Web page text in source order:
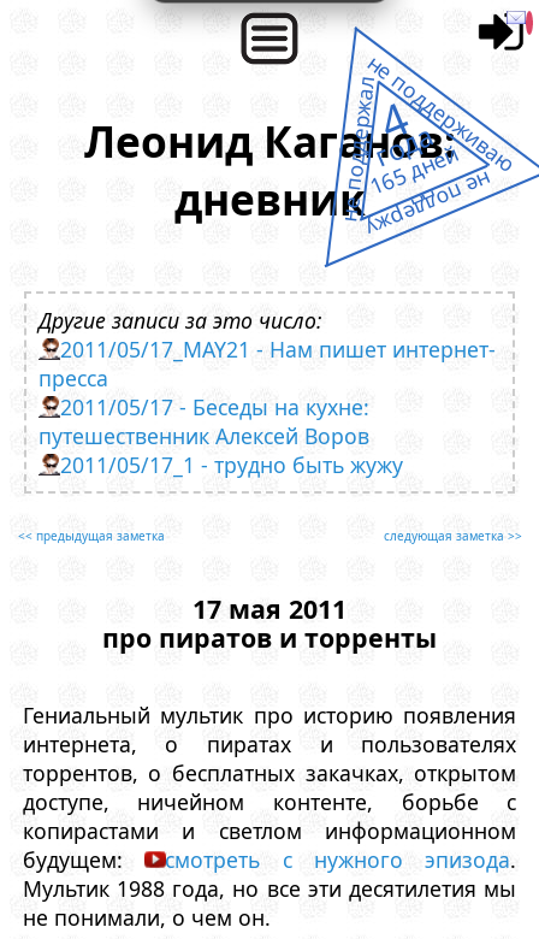
Леонид Каганов:
дневник
Другие записи за это число:
2011/05/17_MAY21 - Нам пишет интернет-
пресса
2011/05/17 - Беседы на кухне:
путешественник Алексей Воров
2011/05/17_1 - трудно быть жужу
<< предыдущая заметка следующая заметка >>
17 мая 2011
про пиратов и торренты
Гениальный мультик про историю появления
интернета, о пиратах и пользователях
торрентов, о бесплатных закачках, открытом
доступе, ничейном контенте, борьбе с
копирастами и светлом информационном
будущем:
смотреть с нужного эпизода.
Мультик 1988 года, но все эти десятилетия мы
не понимали, о чем он.
не поддержалне поддерживаю
не поддержу
4
года
165 дней